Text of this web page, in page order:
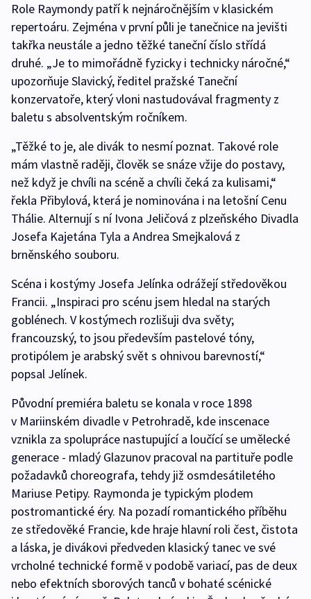
Role Raymondy patří k nejnáročnějším v klasickém
repertoáru. Zejména v první půli je tanečnice na jevišti
takřka neustále a jedno těžké taneční číslo střídá
druhé. „Je to mimořádně fyzicky i technicky náročné,“
upozorňuje Slavický, ředitel pražské Taneční
konzervatoře, který vloni nastudovával fragmenty z
baletu s absolventským ročníkem.
„Těžké to je, ale divák to nesmí poznat. Takové role
mám vlastně raději, člověk se snáze vžije do postavy,
než když je chvíli na scéně a chvíli čeká za kulisami,“
řekla Přibylová, která je nominována i na letošní Cenu
Thálie. Alternují s ní Ivona Jeličová z plzeňského Divadla
Josefa Kajetána Tyla a Andrea Smejkalová z
brněnského souboru.
Scéna i kostýmy Josefa Jelínka odrážejí středověkou
Francii. „Inspiraci pro scénu jsem hledal na starých
goblénech. V kostýmech rozlišuji dva světy;
francouzský, to jsou především pastelové tóny,
protipólem je arabský svět s ohnivou barevností,“
popsal Jelínek.
Původní premiéra baletu se konala v roce 1898
v Mariinském divadle v Petrohradě, kde inscenace
vznikla za spolupráce nastupující a loučící se umělecké
generace - mladý Glazunov pracoval na partituře podle
požadavků choreografa, tehdy již osmdesátiletého
Mariuse Petipy. Raymonda je typickým plodem
postromantické éry. Na pozadí romantického příběhu
ze středověké Francie, kde hraje hlavní roli čest, čistota
a láska, je divákovi předveden klasický tanec ve své
vrcholné technické formě v podobě variací, pas de deux
nebo efektních sborových tanců v bohaté scénické